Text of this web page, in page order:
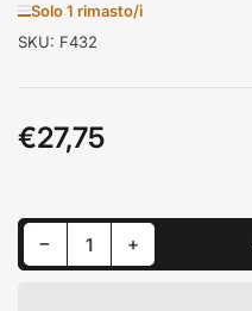
Solo 1 rimasto/i
SKU: F432
Prezzo
standard
€27,75
−Riduci quantità per Faro Fanale Posteriore Sinistro VW Golf IV 2001 1J6945257 37750719 37750748
Quantità +Aumenta quantità per Faro Fanale Posteriore Sinistro VW Golf IV 2001 1J6945257 37750719 37750748